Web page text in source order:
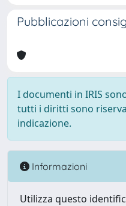
Pubblicazioni
I documenti in IRIS
tutti i diritti sono
indicazione.
Informazioni
Utilizza questo